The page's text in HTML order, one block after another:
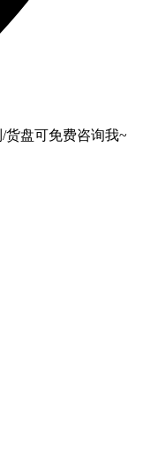
货盘可免费咨询我~